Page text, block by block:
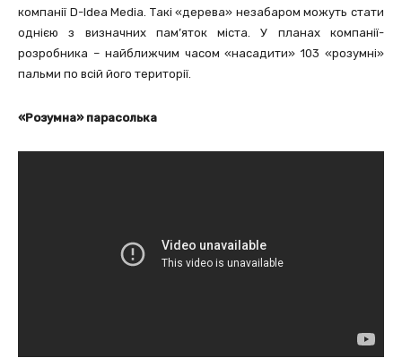
компанії D-Idea Media. Такі «дерева» незабаром можуть стати
однією з визначних пам’яток міста. У планах компанії-
розробника – найближчим часом «насадити» 103 «розумні»
пальми по всій його території.
«Розумна» парасолька